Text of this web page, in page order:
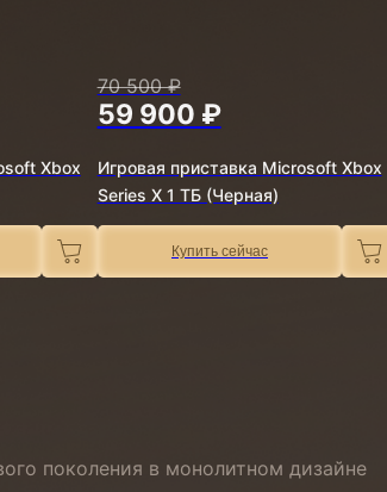
Xbox
70 500 ₽
59 900 ₽
Игровая приставка Microsoft Xbox
Series X 1 ТБ (Черная)
Купить сейчас
поколения в монолитном дизайне